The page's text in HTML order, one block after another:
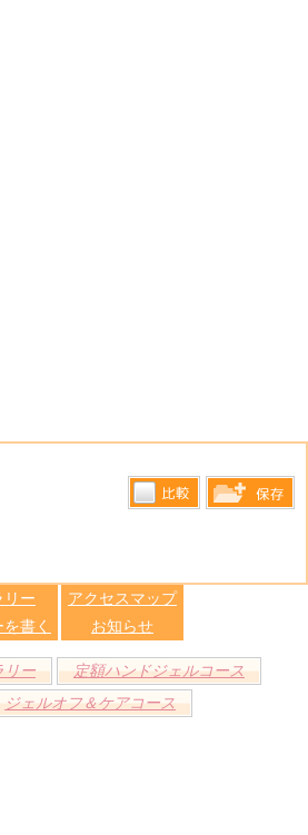
リー
アクセスマップ
書く お知らせ
リー
定額ハンドジェルコース
ジェルオフ＆ケアコース